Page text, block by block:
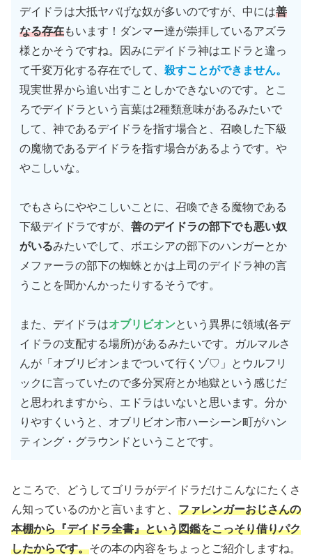
デイドラは大抵ヤバげな奴が多いのですが、中には善
なる存在もいます！ダンマー達が崇拝しているアズラ
様とかそうですね。因みにデイドラ神はエドラと違っ
て千変万化する存在でして、 殺すことができません。
現実世界から追い出すことしかできないのです。とこ
ろでデイドラという言葉は2種類意味があるみたいで
して、神であるデイドラを指す場合と、召喚した下級
の魔物であるデイドラを指す場合があるようです。や
やこしいな。
でもさらにややこしいことに、召喚できる魔物である
下級デイドラですが、 善のデイドラの部下でも悪い奴
がいるみたいでして、ボエシアの部下のハンガーとか
メファーラの部下の蜘蛛とかは上司のデイドラ神の言
うことを聞かんかったりするそうです。
また、デイドラはオブリビオンという異界に領域(各デ
イドラの支配する場所)があるみたいです。ガルマルさ
んが「オブリビオンまでついて行くゾ♡」とウルフリ
ックに言っていたので多分冥府とか地獄という感じだ
と思われますから、エドラはいないと思います。分か
りやすくいうと、オブリビオン市ハーシーン町がハン
ティング・グラウンドということです。
ところで、どうしてゴリラがデイドラだけこんなにたくさ
ん知っているのかと言いますと、 ファレンガーおじさんの
本棚から『デイドラ全書』という図鑑をこっそり借りパク
したからです。その本の内容をちょっとご紹介しますね。